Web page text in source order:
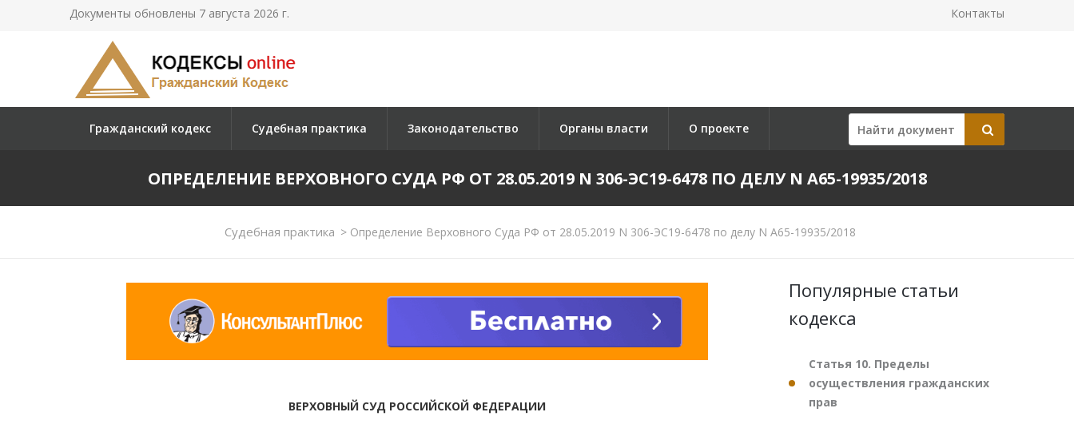
Документы обновлены 7 августа 2026 г. Контакты
Гражданский кодекс Судебная практика Законодательство Органы власти О проекте
ОПРЕДЕЛЕНИЕ ВЕРХОВНОГО СУДА РФ ОТ 28.05.2019 N 306-ЭС19-6478 ПО ДЕЛУ N А65-19935/2018
Судебная практика >Определение Верховного Суда РФ от 28.05.2019 N 306-ЭС19-6478 по делу N А65-19935/2018
ВЕРХОВНЫЙ СУД РОССИЙСКОЙ ФЕДЕРАЦИИ
Популярные статьи
кодекса
Статья 10. Пределы
осуществления гражданских
прав